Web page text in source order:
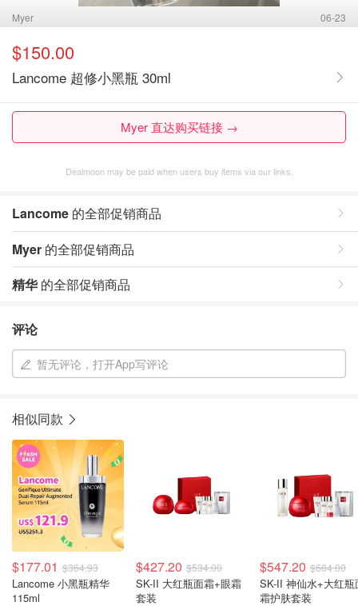
Myer 06-23
$150.00
Lancome 超修小黑瓶 30ml
Myer 直达购买链接 →
Dealmoon may be paid when users buy items via our links.
Lancome 的全部促销商品
Myer 的全部促销商品
精华的全部促销商品
评论
暂无评论，打开App写评论
相似同款
$177.01 $364.93
Lancome 小黑瓶精华
115ml
$427.20 $534.00
SK-II 大红瓶面霜+眼霜
套装
$547.20 $684.00
SK-II 神仙水+大红瓶
霜护肤套装